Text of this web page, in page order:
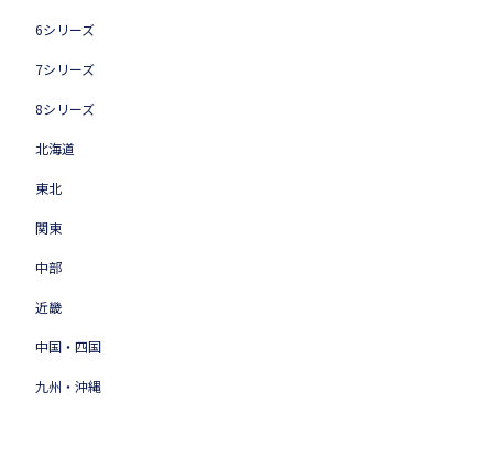
6シリーズ
7シリーズ
8シリーズ
北海道
東北
関東
中部
近畿
中国・四国
九州・沖縄